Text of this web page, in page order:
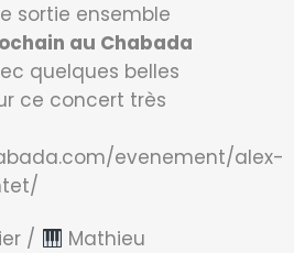
sortie ensemble
au Chabada
quelques belles
ce concert très
evenement/alex-
/
Mathieu